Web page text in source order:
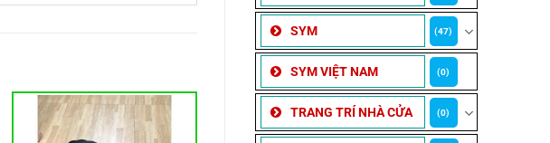
SYM (47)
SYM VIỆT NAM (0)
TRANG TRÍ NHÀ CỬA (0)